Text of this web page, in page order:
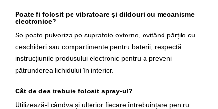
Poate fi folosit pe vibratoare și dildouri cu mecanisme
electronice?
Se poate pulveriza pe suprafețe externe, evitând părțile cu
deschideri sau compartimente pentru baterii; respectă
instrucțiunile produsului electronic pentru a preveni
pătrunderea lichidului în interior.
Cât de des trebuie folosit spray-ul?
Utilizează-l cândva și ulterior fiecare întrebuințare pentru